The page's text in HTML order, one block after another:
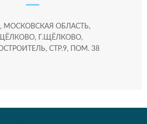
МОСКОВСКАЯ ОБЛАСТЬ,
ЩЁЛКОВО, Г.ЩЁЛКОВО,
СТР.9, ПОМ. 38